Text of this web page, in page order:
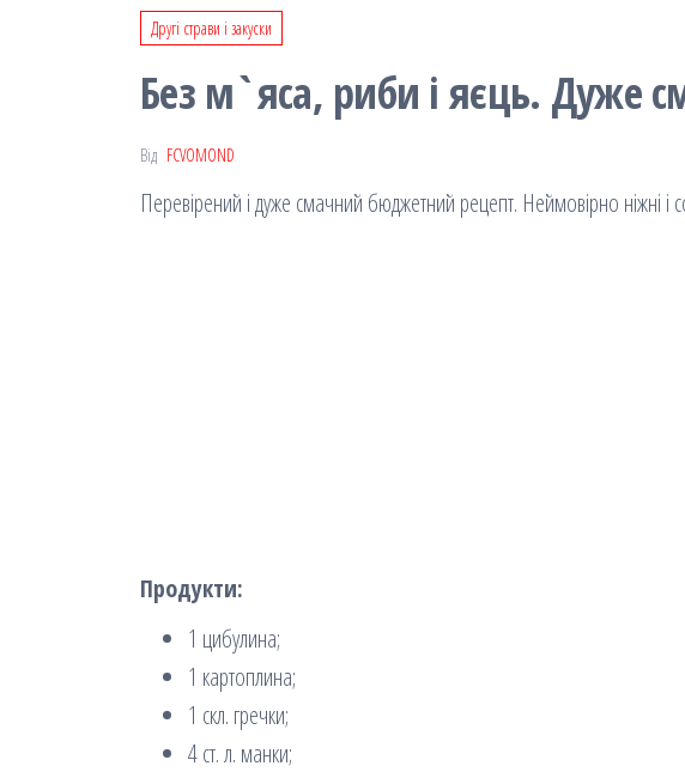
Другі страви і закуски
Без м`яса, риби і яєць. Дуже
Від FCVOMOND
Перевірений і дуже смачний бюджетний рецепт. Неймовірно ніжні і
Продукти:
1 цибулина;
1 картоплина;
1 скл. гречки;
4 ст. л. манки;